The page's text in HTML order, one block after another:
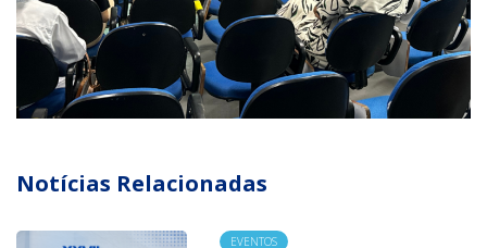
Notícias Relacionadas
EVENTOS